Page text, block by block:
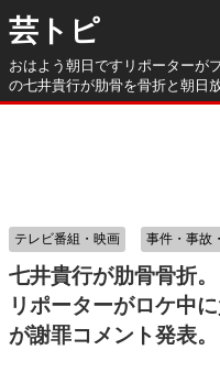
芸トピ
おはよう朝日ですリポーターが
の七井貴行が肋骨を骨折と朝日
七井貴行が肋骨骨折
リポーターがロケ中
が謝罪コメント発表。
テレビ番組・映画 事件・事故